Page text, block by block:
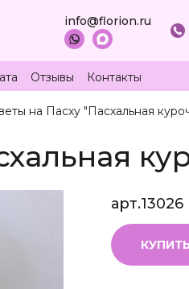
info@florion.ru
Отзывы Контакты
на Пасху "Пасхальная
арт.13026